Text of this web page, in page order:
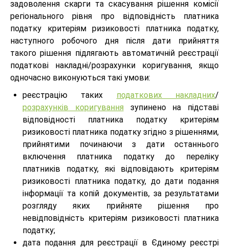
задоволення скарги та скасування рішення комісії
регіонального рівня про відповідність платника
податку критеріям ризиковості платника податку,
наступного робочого дня після дати прийняття
такого рішення підлягають автоматичній реєстрації
податкові накладні/розрахунки коригування, якщо
одночасно виконуються такі умови:
реєстрацію таких податкових накладних/
розрахунків коригуваннязупинено на підставі
відповідності платника податку критеріям
ризиковості платника податку згідно з рішеннями,
прийнятими починаючи з дати останнього
включення платника податку до переліку
платників податку, які відповідають критеріям
ризиковості платника податку, до дати подання
інформації та копій документів, за результатами
розгляду яких прийняте рішення про
невідповідність критеріям ризиковості платника
податку;
дата подання для реєстрації в Єдиному реєстрі